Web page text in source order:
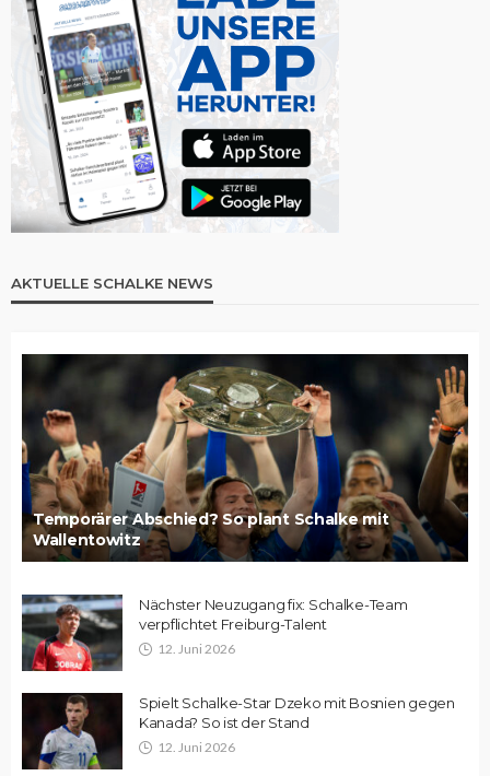
AKTUELLE SCHALKE NEWS
Temporärer Abschied? So plant Schalke mit
Wallentowitz
Nächster Neuzugang fix: Schalke-Team
verpflichtet Freiburg-Talent
12. Juni 2026
Spielt Schalke-Star Dzeko mit Bosnien gegen
Kanada? So ist der Stand
12. Juni 2026